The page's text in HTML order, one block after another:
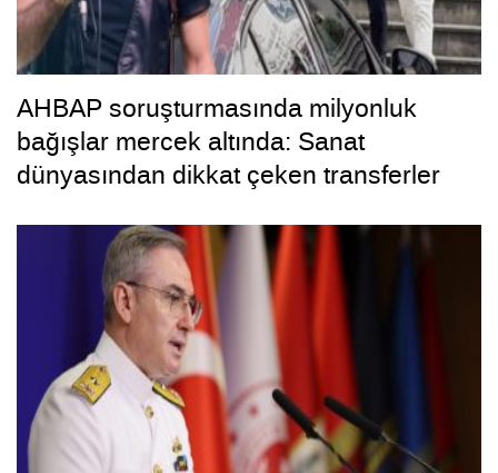
AHBAP soruşturmasında milyonluk
bağışlar mercek altında: Sanat
dünyasından dikkat çeken transferler